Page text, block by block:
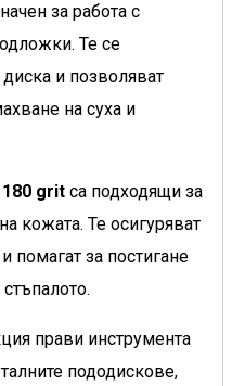
за работа с
Те се
и позволяват
на суха и
180 grit са подходящи за
кожата. Те осигуряват
помагат за постигане
прави инструмента
пододискове,